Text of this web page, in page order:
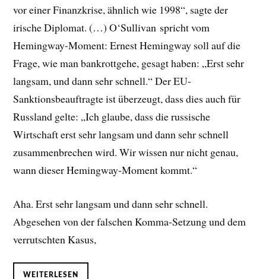
vor einer Finanzkrise, ähnlich wie 1998“, sagte der
irische Diplomat. (…) O‘Sullivan spricht vom
Hemingway-Moment: Ernest Hemingway soll auf die
Frage, wie man bankrottgehe, gesagt haben: „Erst sehr
langsam, und dann sehr schnell.“ Der EU-
Sanktionsbeauftragte ist überzeugt, dass dies auch für
Russland gelte: „Ich glaube, dass die russische
Wirtschaft erst sehr langsam und dann sehr schnell
zusammenbrechen wird. Wir wissen nur nicht genau,
wann dieser Hemingway-Moment kommt.“
Aha. Erst sehr langsam und dann sehr schnell.
Abgesehen von der falschen Komma-Setzung und dem
verrutschten Kasus,
WEITERLESEN